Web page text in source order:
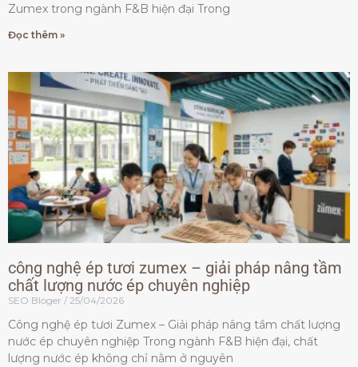
Zumex trong ngành F&B hiện đại Trong
Đọc thêm »
công nghệ ép tươi zumex – giải pháp nâng tầm
chất lượng nước ép chuyên nghiệp
SEO Bloger 25/04/2026
Công nghệ ép tươi Zumex – Giải pháp nâng tầm chất lượng
nước ép chuyên nghiệp Trong ngành F&B hiện đại, chất
lượng nước ép không chỉ nằm ở nguyên